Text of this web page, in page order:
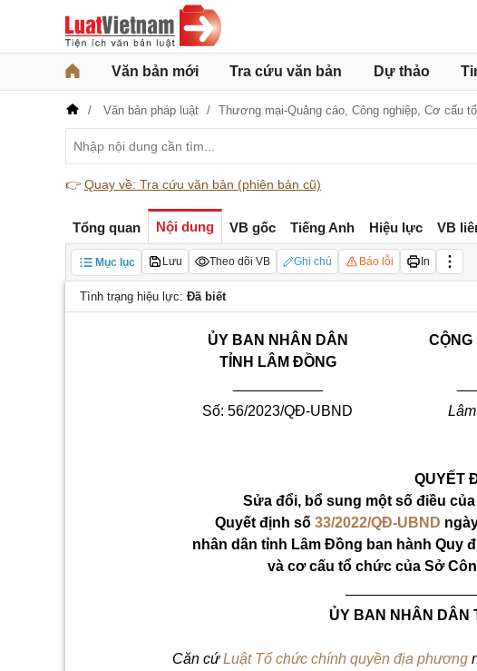
Văn bản mới Tra cứu văn bản Dự thảo
Văn bản pháp luật Thương mại-Quảng cáo, Công nghiệp, Cơ cấu
👉 Quay về: Tra cứu văn bản (phiên bản cũ)
Tổng quan Nội dung VB gốc Tiếng Anh Hiệu lực VB
Mục lục Lưu Theo dõi VB Ghi chú Báo lỗi In
Tình trạng hiệu lực: Đã biết
ỦY BAN NHÂN DÂN
TỈNH LÂM ĐỒNG
Số: 56/2023/QĐ-UBND
CỘNG
QUYẾT
Sửa đổi, bổ sung một số điều
Quyết định số 33/2022/QĐ-UBND
nhân dân tỉnh Lâm Đồng ban hành Quy
và cơ cấu tổ chức của Sở
ỦY BAN NHÂN DÂN
Căn cứLuật Tổ chức chính quyền địa phương